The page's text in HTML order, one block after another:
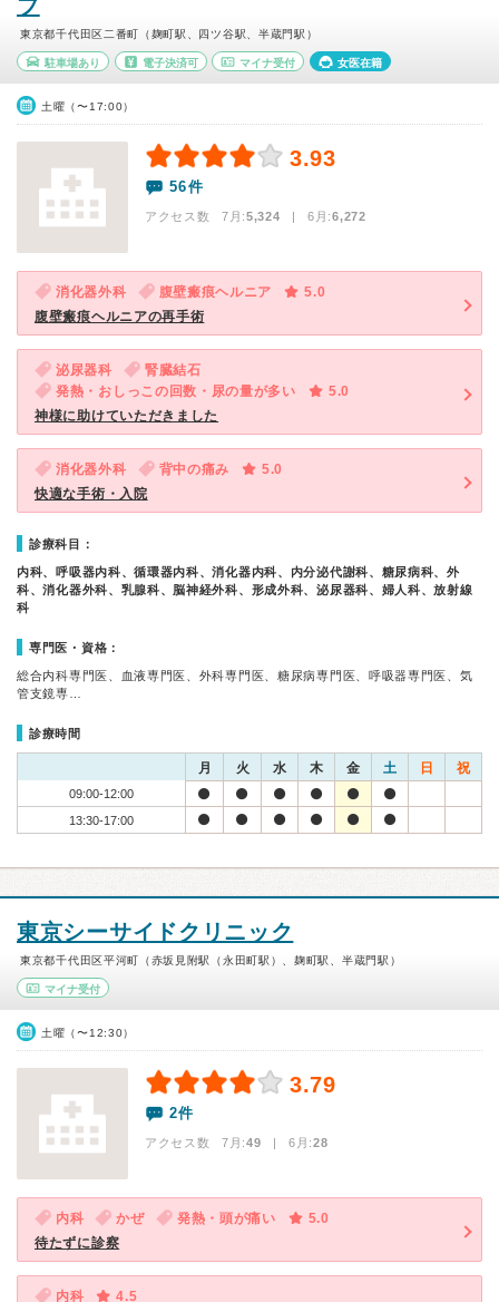
ブ
東京都千代田区二番町（麹町駅、四ツ谷駅、半蔵門駅）
駐車場あり 電子決済可 マイナ受付 女医在籍
土曜（〜17:00）
3.93
56件
アクセス数 7月:5,324 | 6月:6,272
消化器外科 腹壁瘢痕ヘルニア
5.0
腹壁瘢痕ヘルニアの再手術
泌尿器科
腎臓結石
発熱・おしっこの回数・尿の量が多い
5.0
神様に助けていただきました
消化器外科 背中の痛み
5.0
快適な手術・入院
診療科目：
内科、呼吸器内科、循環器内科、消化器内科、内分泌代謝科、糖尿病科、外
科、消化器外科、乳腺科、脳神経外科、形成外科、泌尿器科、婦人科、放射線
科
専門医・資格：
総合内科専門医、血液専門医、外科専門医、糖尿病専門医、呼吸器専門医、気
管支鏡専…
診療時間
月 火 水 木 金 土 日 祝
09:00-12:00
13:30-17:00
東京シーサイドクリニック
東京都千代田区平河町（赤坂見附駅（永田町駅）、麹町駅、半蔵門駅）
マイナ受付
土曜（〜12:30）
3.79
2件
アクセス数 7月:49 | 6月:28
内科 かぜ 発熱・頭が痛い
5.0
待たずに診察
内科
4.5